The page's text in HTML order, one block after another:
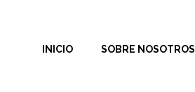
contenidoINICIO SOBRE NOSOTROS